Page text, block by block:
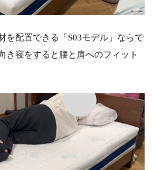
を配置できる「S03モデル」ならで
き寝をすると腰と肩へのフィット